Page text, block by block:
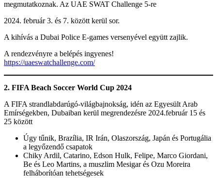
megmutatkoznak. Az UAE SWAT Challenge 5-re
február 3. és 7. között kerül sor.
A kihívás a Dubai Police E-games versenyével együtt zajlik.
A rendezvényre a belépés ingyenes!
https://uaeswatchallenge.com/
2. FIFA Beach Soccer World Cup 2024
A FIFA strandlabdarúgó-világbajnokság, idén az Egyesült Arab
Emírségekben, Dubaiban kerül megrendezésre 2024.február 15 és
25 között
Úgy tűnik, Brazília, IR Irán, Olaszország, Japán és Portugália
a legyőzendő csapatok
Chiky Ardil, Catarino, Edson Hulk, Felipe, Marco Giordani,
Be és Leo Martins, a muszlim Mesigar és Ozu Moreira
felháborítóan tehetségesek